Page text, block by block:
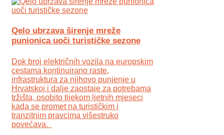
Qelo ubrzava širenje mreže
punionica uoči turističke sezone
Dok broj električnih vozila na europskim
cestama kontinuirano raste,
infrastruktura za njihovo punjenje u
Hrvatskoj i dalje zaostaje za potrebama
tržišta, osobito tijekom ljetnih mjeseci
kada se promet na turističkim i
tranzitnim pravcima višestruko
povećava.